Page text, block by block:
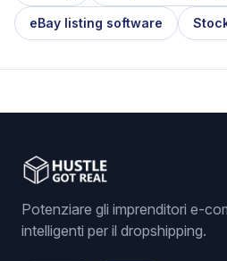
eBay listing software
Potenziare gli imprenditori e-
intelligenti per il dropshipping.